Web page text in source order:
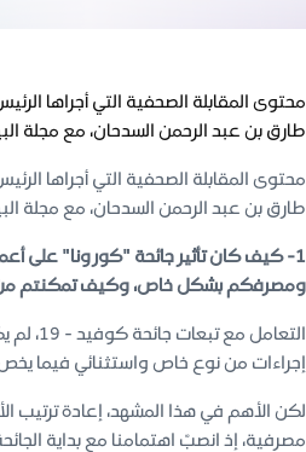
محتوى المقابلة الصحفية التي أجراها
طارق بن عبد الرحمن السدحان، مع مجلة
محتوى المقابلة الصحفية التي أجراها
طارق بن عبد الرحمن السدحان، مع مجلة
1- كيف كان تأثير جائحة "كورونا" على
ومصرفكم بشكل خاص، وكيف تمكنتم من
التعامل
إجراءات من نوع خاص واستثنائي فيما
لكن الأهم في هذا المشهد، إعادة ترتيب
مصرفية، إذ انصبّ اهتمامنا مع بداية